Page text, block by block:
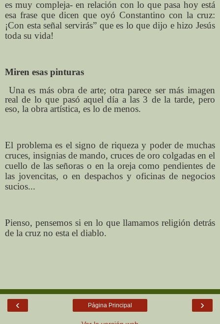
es muy compleja- en relación con lo que pasa hoy está
esa frase que dicen que oyó Constantino con la cruz:
¡Con esta señal servirás” que es lo que dijo e hizo Jesús
toda su vida!
Miren esas pinturas
Una es más obra de arte; otra parece ser más imagen
real de lo que pasó aquel día a las 3 de la tarde, pero
eso, la obra artística, es lo de menos.
El problema es el signo de riqueza y poder de muchas
cruces, insignias de mando, cruces de oro colgadas en el
cuello de las señoras o en la oreja como pendientes de
las jovencitas, o en despachos y oficinas de negocios
sucios...
Pienso, pensemos si en lo que llamamos religión detrás
de la cruz no esta el diablo.
‹ ›
Página Principal